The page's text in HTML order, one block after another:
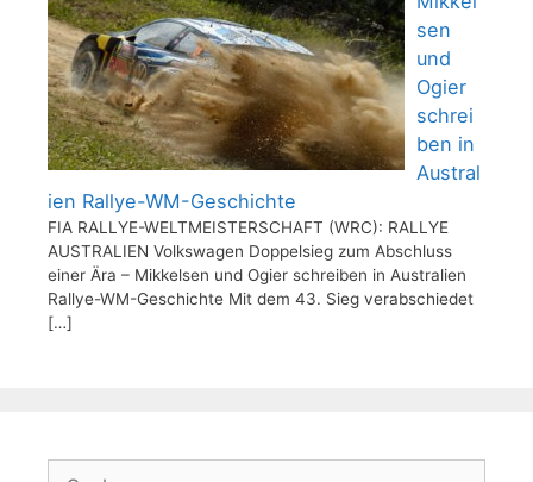
sen
und
Ogier
schrei
ben in
Austral
ien Rallye-WM-Geschichte
FIA RALLYE-WELTMEISTERSCHAFT (WRC): RALLYE
AUSTRALIEN Volkswagen Doppelsieg zum Abschluss
einer Ära – Mikkelsen und Ogier schreiben in Australien
Rallye-WM-Geschichte Mit dem 43. Sieg verabschiedet
[…]